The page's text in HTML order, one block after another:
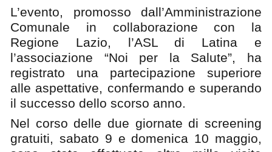
L’evento, promosso dall’Amministrazione
Comunale in collaborazione con la
Regione Lazio, l’ASL di Latina e
l’associazione “Noi per la Salute”, ha
registrato una partecipazione superiore
alle aspettative, confermando e superando
il successo dello scorso anno.
Nel corso delle due giornate di screening
gratuiti, sabato 9 e domenica 10 maggio,